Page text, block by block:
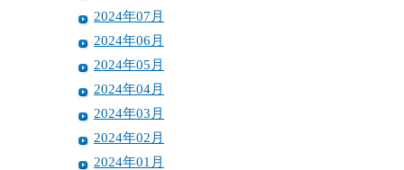
2024年07月
2024年06月
2024年05月
2024年04月
2024年03月
2024年02月
2024年01月